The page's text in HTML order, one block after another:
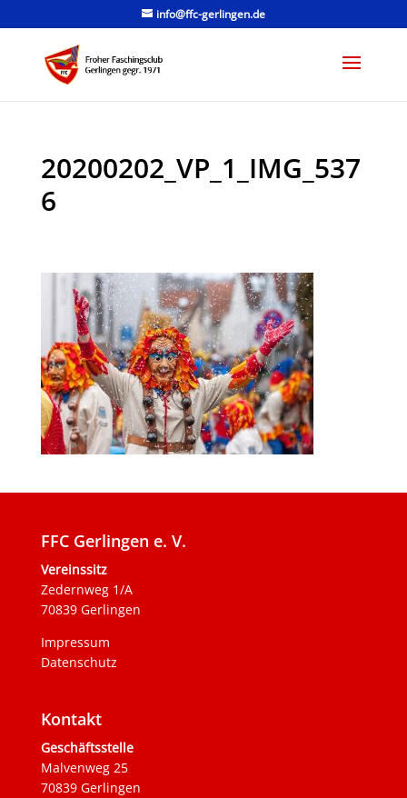
info@ffc-gerlingen.de
20200202_VP_1_IMG_537
6
FFC Gerlingen e. V.
Vereinssitz
Zedernweg 1/A
70839 Gerlingen
Impressum
Datenschutz
Kontakt
Geschäftsstelle
Malvenweg 25
70839 Gerlingen